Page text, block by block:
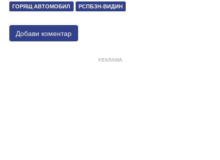
ГОРЯЩ АВТОМОБИЛ РСПБЗН-ВИДИН
Добави коментар
РЕКЛАМА